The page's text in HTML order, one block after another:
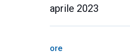
aprile 2023
ore